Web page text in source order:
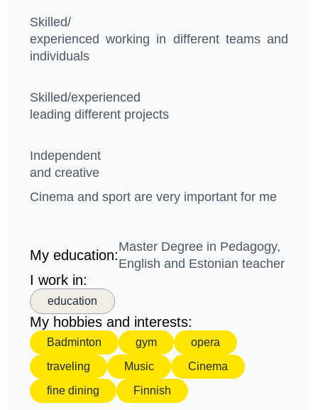
Skilled/
experienced working in different teams and
individuals
Skilled/experienced
leading different projects
Independent
and creative
Cinema and sport are very important for me
My education:
Master Degree in Pedagogy,
English and Estonian teacher
I work in:
education
My hobbies and interests:
Badminton gym
opera
traveling
Music
Cinema
fine dining
Finnish